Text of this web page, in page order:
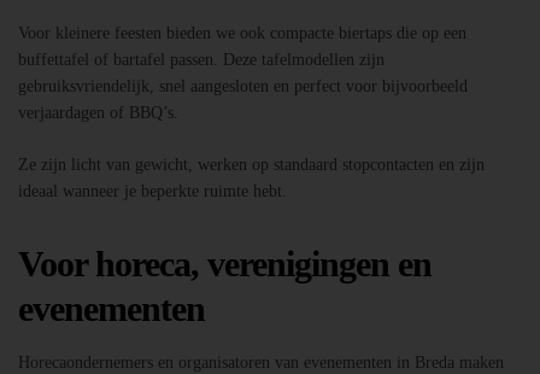
Voor kleinere feesten bieden we ook compacte biertaps die op een
buffettafel of bartafel passen. Deze tafelmodellen zijn
gebruiksvriendelijk, snel aangesloten en perfect voor bijvoorbeeld
verjaardagen of BBQ’s.
Ze zijn licht van gewicht, werken op standaard stopcontacten en zijn
ideaal wanneer je beperkte ruimte hebt.
Voor horeca, verenigingen en
evenementen
Horecaondernemers en organisatoren van evenementen in Breda maken